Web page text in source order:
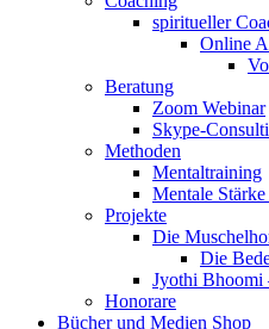
spiritueller
Online
Beratung
Zoom Webinar
Skype-
Methoden
Mentaltraining
Mentale
Projekte
Die
Die
Jyothi Bhoomi
Honorare
Bücher und Medien Shop